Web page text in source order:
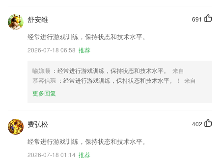
691
舒安维
经常进行游戏训练，保持状态和技术水平。
2026-07-18 06:58 推荐
喻娣顺 ：经常进行游戏训练，保持状态和技术水平。
来自
慕容信琬 ：经常进行游戏训练，保持状态和技术水平。！
来自
更多回复
402
费弘松
经常进行游戏训练，保持状态和技术水平。
2026-07-18 01:14 推荐